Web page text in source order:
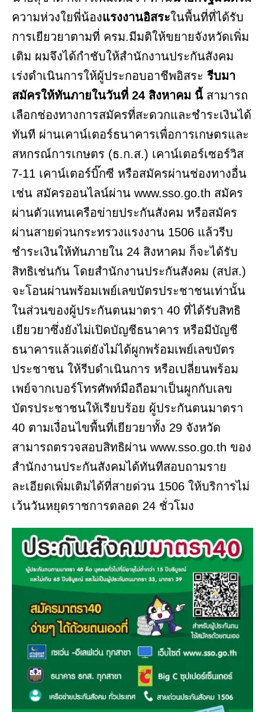
ความห่วงใยพี่น้องแรงงานอิสระในพื้นที่ที่ได้รับ
การเยียวยาตามที่ ครม.มีมติให้ขยายจังหวัดเพิ่ม
เติม ผมจึงได้กำชับให้สำนักงานประกันสังคม
เร่งดำเนินการให้ผู้ประกอบอาชีพอิสระ รีบมา
สมัครให้ทันภายในวันที่ 24 สิงหาคม นี้ สามารถ
เลือกช่องทางการสมัครที่สะดวกและชำระเงินได้
ทันที ผ่านเคาน์เตอร์ธนาคารเพื่อการเกษตรและ
สหกรณ์การเกษตร (ธ.ก.ส.) เคาน์เตอร์เซอร์วิส
7-11 เคาน์เตอร์บิ๊กซี หรือสมัครผ่านช่องทางอื่น
เช่น สมัครออนไลน์ผ่าน www.sso.go.th สมัคร
ผ่านตัวแทนเครือข่ายประกันสังคม หรือสมัคร
ผ่านสายด่วนกระทรวงแรงงาน 1506 แล้วรีบ
ชำระเงินให้ทันภายใน 24 สิงหาคม ก็จะได้รับ
สิทธิเช่นกัน โดยสำนักงานประกันสังคม (สปส.)
จะโอนผ่านพร้อมเพย์เลขบัตรประชาชนเท่านั้น
ในส่วนของผู้ประกันตนมาตรา 40 ที่ได้รับสิทธิ
เยียวยาซึ่งยังไม่เปิดบัญชีธนาคาร หรือมีบัญชี
ธนาคารแล้วแต่ยังไม่ได้ผูกพร้อมเพย์เลขบัตร
ประชาชน ให้รีบดำเนินการ หรือเปลี่ยนพร้อม
เพย์จากเบอร์โทรศัพท์มือถือมาเป็นผูกกับเลข
บัตรประชาชนให้เรียบร้อย ผู้ประกันตนมาตรา
40 ตามเงื่อนไขพื้นที่เยียวยาทั้ง 29 จังหวัด
สามารถตรวจสอบสิทธิผ่าน www.sso.go.th ของ
สำนักงานประกันสังคมได้ทันทีสอบถามราย
ละเอียดเพิ่มเติมได้ที่สายด่วน 1506 ให้บริการไม่
เว้นวันหยุดราชการตลอด 24 ชั่วโมง